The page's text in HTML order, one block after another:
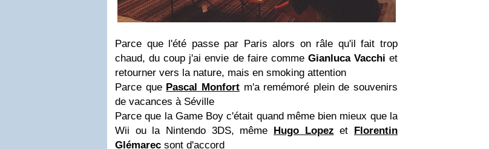
Parce que l'été passe par Paris alors on râle qu'il fait trop
chaud, du coup j'ai envie de faire comme Gianluca Vacchi et
retourner vers la nature, mais en smoking attention
Parce que Pascal Monfortm'a remémoré plein de souvenirs
de vacances à Séville
Parce que la Game Boy c'était quand même bien mieux que la
Wii ou la Nintendo 3DS, même Hugo Lopez et Florentin
Glémarec sont d'accord